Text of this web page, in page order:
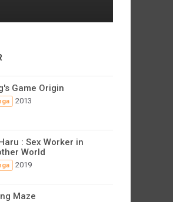
Game Origin
2013
: Sex Worker in
World
2019
Maze